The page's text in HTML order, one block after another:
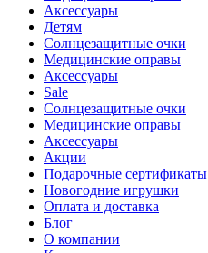
Аксессуары
Детям
Солнцезащитные очки
Медицинские оправы
Аксессуары
Sale
Солнцезащитные очки
Медицинские оправы
Аксессуары
Акции
Подарочные сертификаты
Новогодние игрушки
Оплата и доставка
Блог
О компании